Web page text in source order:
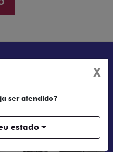
X
ser atendido?
estado